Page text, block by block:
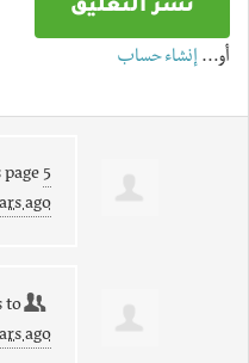
أو…إنشاء حساب
page
years ago
to
ago